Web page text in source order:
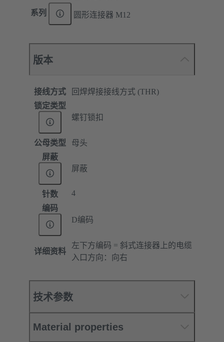
系列 圆形连接器 M12
版本
接线方式
回焊焊接接线方式 (THR)
锁定类型
螺钉锁扣
公母类型
母头
屏蔽
屏蔽
针数
4
编码
D编码
详细资料
左下方编码 = 斜式连接器上的电缆
入口方向：向右
技术参数
Material properties